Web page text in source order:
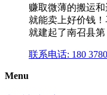
赚取微薄的搬运
就能卖上好价钱
就建起了南召县第
联系电话: 180
Menu